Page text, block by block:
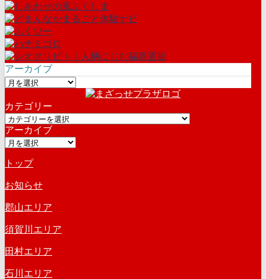
アーカイブ
ア
カ
イ
ブ
カテゴリー
カ
テ
ゴ
ー
アーカイブ
ア
カ
イ
ブ
トップ
お知らせ
郡山エリア
須賀川エリア
田村エリア
石川エリア